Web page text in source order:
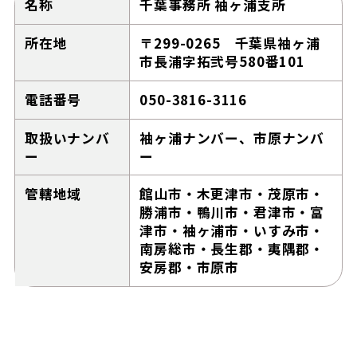
名称
千葉事務所 袖ヶ浦支所
所在地
〒299-0265 千葉県袖ヶ浦
市長浦字拓弐号580番101
電話番号
050-3816-3116
取扱いナンバ
ー
袖ヶ浦ナンバー、市原ナンバ
ー
管轄地域
館山市・木更津市・茂原市・
勝浦市・鴨川市・君津市・富
津市・袖ヶ浦市・いすみ市・
南房総市・長生郡・夷隅郡・
安房郡・市原市